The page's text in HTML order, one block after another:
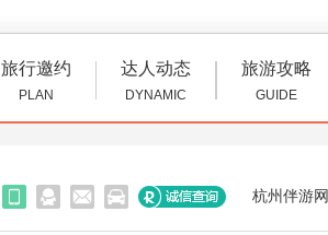
旅行邀约
PLAN
达人动态
DYNAMIC
旅游攻略
GUIDE
杭州伴游网